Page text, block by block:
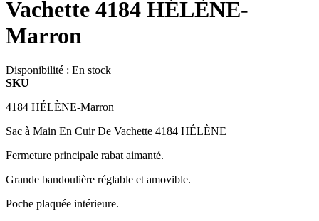
Vachette 4184 HÉLÈNE-
Marron
Disponibilité : En stock
SKU
4184 HÉLÈNE-Marron
Sac à Main En Cuir De Vachette 4184 HÉLÈNE
Fermeture principale rabat aimanté.
Grande bandoulière réglable et amovible.
Poche plaquée intérieure.